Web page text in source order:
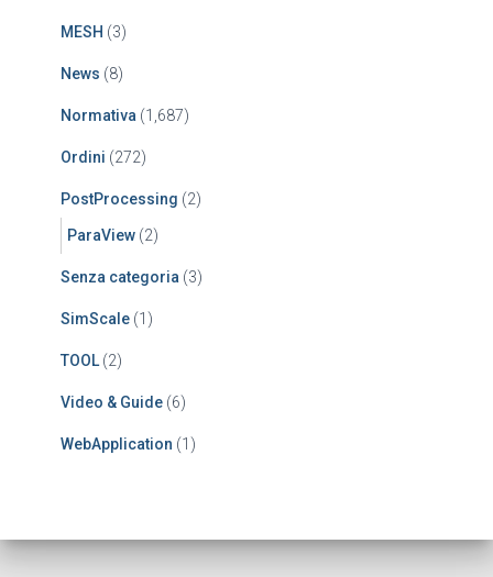
MESH (3)
News (8)
Normativa (1,687)
Ordini (272)
PostProcessing (2)
ParaView (2)
Senza categoria (3)
SimScale (1)
TOOL (2)
Video & Guide (6)
WebApplication (1)